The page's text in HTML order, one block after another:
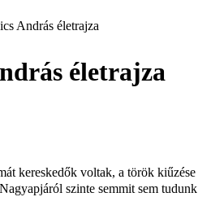
András életrajza
életrajza
kereskedők voltak, a török kiűzése
szinte semmit sem